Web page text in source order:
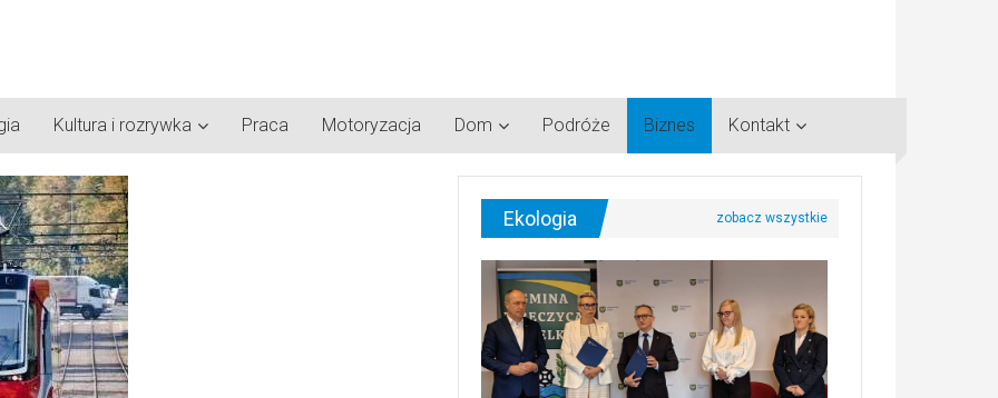
Kultura i rozrywka Praca Motoryzacja Dom Podróże Biznes Kontakt
Ekologia